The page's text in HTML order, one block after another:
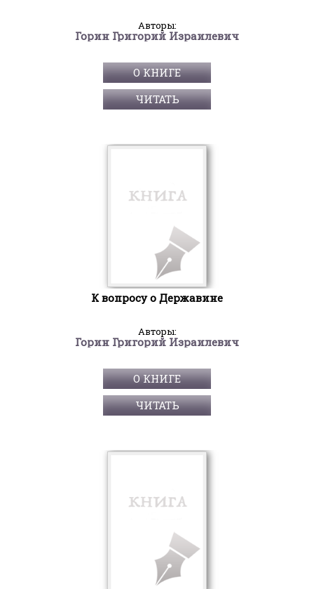
Авторы:
Горин Григорий Израилевич
О КНИГЕ
ЧИТАТЬ
К вопросу о Державине
Авторы:
Горин Григорий Израилевич
О КНИГЕ
ЧИТАТЬ